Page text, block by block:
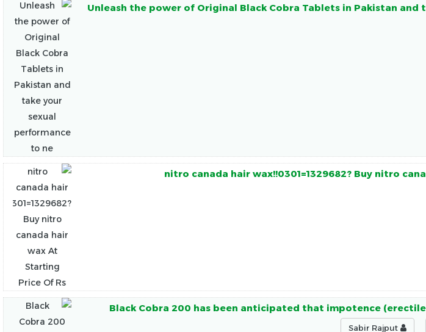
Unleash the power of Original Black Cobra Tablets in Pakistan
nitro canada hair wax!!0301=1329682? Buy nitro
Black Cobra 200 has been anticipated that impotence